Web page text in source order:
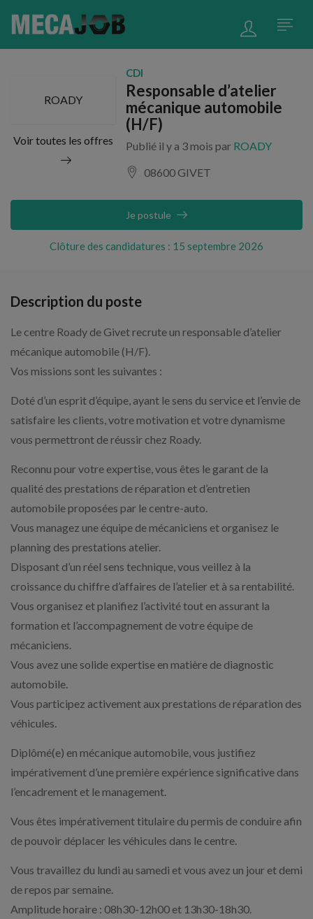
ROADY
Voir toutes les offres
CDI
Responsable d’atelier
mécanique automobile
(H/F)
Publié il y a 3 mois par ROADY
08600 GIVET
Clôture des candidatures : 15 septembre 2026
Je postule
Description du poste
Le centre Roady de Givet recrute un responsable d’atelier
mécanique automobile (H/F).
Vos missions sont les suivantes :
Doté d’un esprit d’équipe, ayant le sens du service et l’envie de
satisfaire les clients, votre motivation et votre dynamisme
vous permettront de réussir chez Roady.
Reconnu pour votre expertise, vous êtes le garant de la
qualité des prestations de réparation et d’entretien
automobile proposées par le centre-auto.
Vous managez une équipe de mécaniciens et organisez le
planning des prestations atelier.
Disposant d’un réel sens technique, vous veillez à la
croissance du chiffre d’affaires de l’atelier et à sa rentabilité.
Vous organisez et planifiez l’activité tout en assurant la
formation et l’accompagnement de votre équipe de
mécaniciens.
Vous avez une solide expertise en matière de diagnostic
automobile.
Vous participez activement aux prestations de réparation des
véhicules.
Diplômé(e) en mécanique automobile, vous justifiez
impérativement d’une première expérience significative dans
l’encadrement et le management.
Vous êtes impérativement titulaire du permis de conduire afin
de pouvoir déplacer les véhicules dans le centre.
Vous travaillez du lundi au samedi et vous avez un jour et demi
de repos par semaine.
Amplitude horaire : 08h30-12h00 et 13h30-18h30.